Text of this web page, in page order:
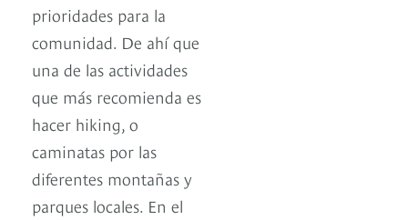
prioridades para la
comunidad. De ahí que
una de las actividades
que más recomienda es
hacer hiking, o
caminatas por las
diferentes montañas y
parques locales. En el